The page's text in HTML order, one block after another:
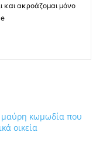
και ακροάζομαι μόνο
μαύρη κωμωδία που
οικεία